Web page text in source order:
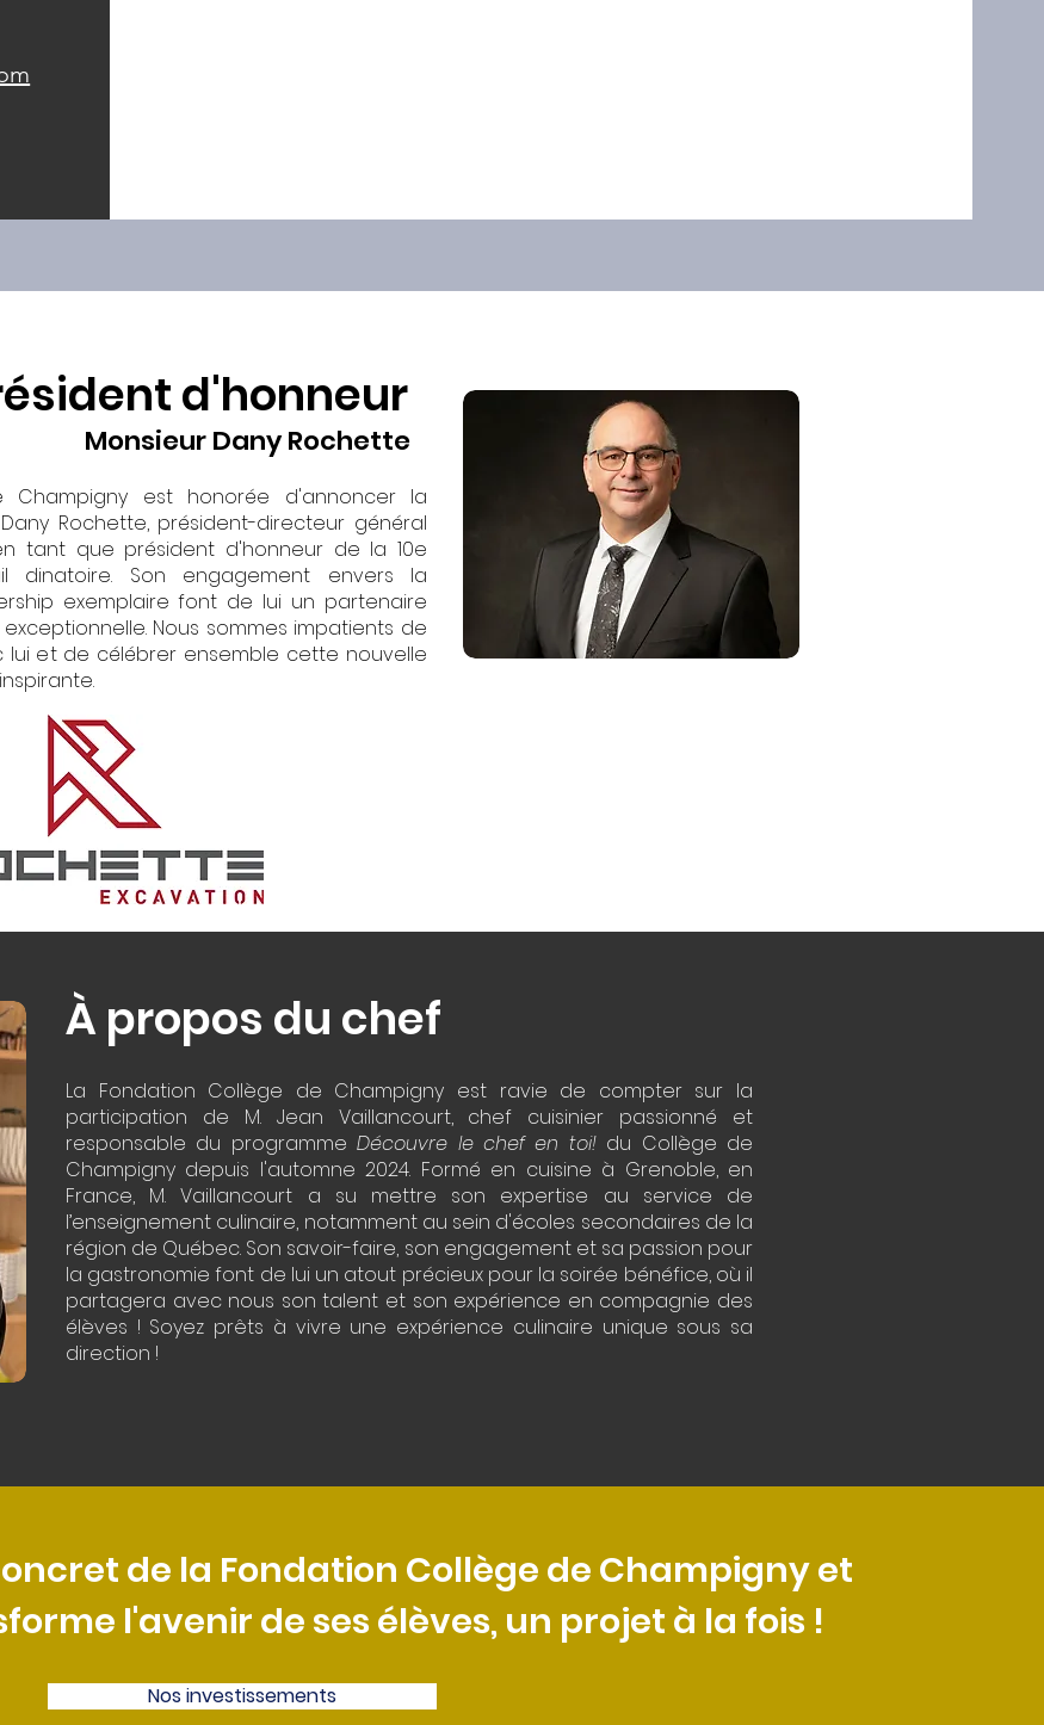
d'honneur
Monsieur Dany Rochette
Champigny est honorée d'annoncer la
Rochette, président-directeur général
tant que président d'honneur de la 10e
dinatoire. Son engagement envers la
exemplaire font de lui un partenaire
Nous sommes impatients de
et de célébrer ensemble cette nouvelle
À propos du chef
La Fondation Collège de Champigny est ravie de compter sur la
participation de M. Jean Vaillancourt, chef cuisinier passionné et
responsable du programmeDécouvre le chef en toi! du Collège de
Champigny depuis l'automne 2024. Formé en cuisine à Grenoble, en
France, M. Vaillancourt a su mettre son expertise au service de
l’enseignement culinaire, notamment au sein d'écoles secondaires de la
région de Québec. Son savoir-faire, son engagement et sa passion pour
la gastronomie font de lui un atout précieux pour la soirée bénéfice, où il
partagera avec nous son talent et son expérience en compagnie des
élèves ! Soyez prêts à vivre une expérience culinaire unique sous sa
direction !
de la Fondation Collège de Champigny et
l'avenir de ses élèves, un projet à la fois !
Nos investissements